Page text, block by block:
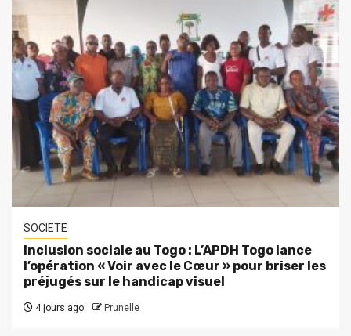
SOCIETE
Inclusion sociale au Togo : L’APDH Togo lance
l’opération « Voir avec le Cœur » pour briser les
préjugés sur le handicap visuel
4 jours ago Prunelle